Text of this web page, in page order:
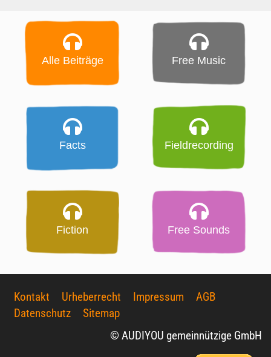
Alle Beiträge Free Music
Facts Fieldrecording
Fiction Free Sounds
Kontakt Urheberrecht Impressum
AGB
Datenschutz
Sitemap
© AUDIYOU gemeinnützige GmbH